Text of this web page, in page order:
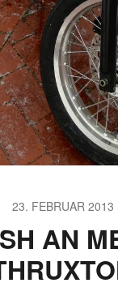
23. FEBRUAR 2013
AN